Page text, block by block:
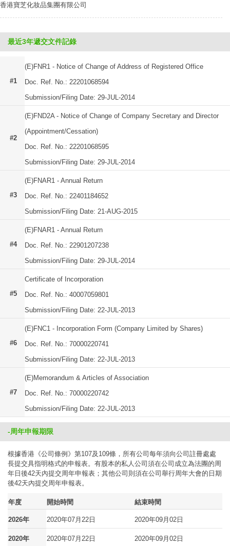
香港寶芝化妝品集團有限公司
最近3年遞交文件記錄
#1
(E)FNR1 - Notice of Change of Address of Registered Office
Doc. Ref. No.: 22201068594
Submission/Filing Date: 29-JUL-2014
#2
(E)FND2A - Notice of Change of Company Secretary and Director
(Appointment/Cessation)
Doc. Ref. No.: 22201068595
Submission/Filing Date: 29-JUL-2014
#3
(E)FNAR1 - Annual Return
Doc. Ref. No.: 22401184652
Submission/Filing Date: 21-AUG-2015
#4
(E)FNAR1 - Annual Return
Doc. Ref. No.: 22901207238
Submission/Filing Date: 29-JUL-2014
#5
Certificate of Incorporation
Doc. Ref. No.: 40007059801
Submission/Filing Date: 22-JUL-2013
#6
(E)FNC1 - Incorporation Form (Company Limited by Shares)
Doc. Ref. No.: 70000220741
Submission/Filing Date: 22-JUL-2013
#7
(E)Memorandum & Articles of Association
Doc. Ref. No.: 70000220742
Submission/Filing Date: 22-JUL-2013
-周年申報期限
根據香港《公司條例》第107及109條，所有公司每年須向公司註冊處處
長提交具指明格式的申報表。有股本的私人公司須在公司成立為法團的周
年日後42天內提交周年申報表；其他公司則須在公司舉行周年大會的日期
後42天內提交周年申報表。
年度 開始時間 結束時間
2026年 2020年07月22日 2020年09月02日
2020年 2020年07月22日 2020年09月02日